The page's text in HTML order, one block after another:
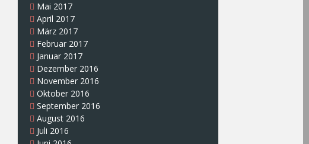
Mai 2017
April 2017
März 2017
Februar 2017
Januar 2017
Dezember 2016
November 2016
Oktober 2016
September 2016
August 2016
Juli 2016